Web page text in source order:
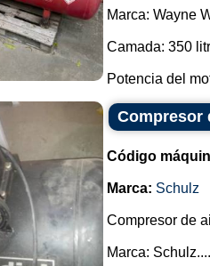
Marca: Wayne
Camada: 350
Potencia del
Compresor
Código
Marca: Schulz
Compresor de
Marca: Schulz....